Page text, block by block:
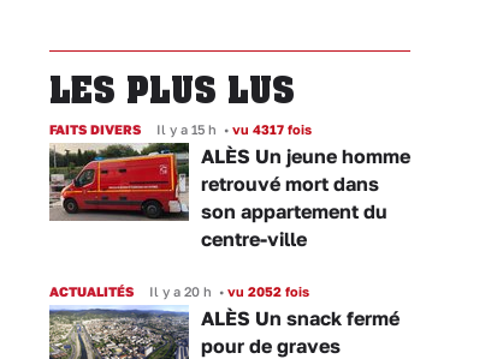
LES PLUS LUS
FAITS DIVERS Il y a 15 h • vu 4317 fois
ALÈS Un jeune homme
retrouvé mort dans
son appartement du
centre-ville
ACTUALITÉS Il y a 20 h • vu 2052 fois
ALÈS Un snack fermé
pour de graves